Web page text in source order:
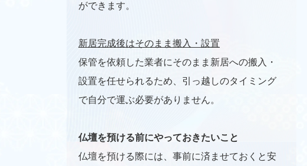
ができます。
新居完成後はそのまま搬入・設置
保管を依頼した業者にそのまま新居への搬入・
設置を任せられるため、引っ越しのタイミング
で自分で運ぶ必要がありません。
仏壇を預ける前にやっておきたいこと
仏壇を預ける際には、事前に済ませておくと安